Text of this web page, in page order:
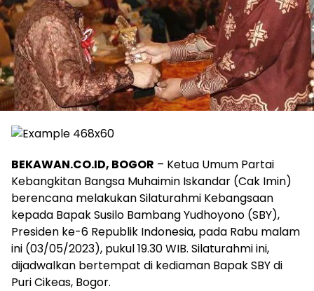
BEKAWAN.CO.ID, BOGOR – Ketua Umum Partai
Kebangkitan Bangsa Muhaimin Iskandar (Cak Imin)
berencana melakukan Silaturahmi Kebangsaan
kepada Bapak Susilo Bambang Yudhoyono (SBY),
Presiden ke-6 Republik Indonesia, pada Rabu malam
ini (03/05/2023), pukul 19.30 WIB. Silaturahmi ini,
dijadwalkan bertempat di kediaman Bapak SBY di
Puri Cikeas, Bogor.